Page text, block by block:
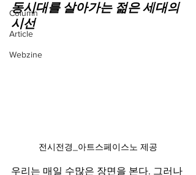
Column
Article
Webzine
동시대를 살아가는 젊은 세대의
시선
전시전경_아트스페이스노 제공
우리는 매일 수많은 장면을 본다. 그러나